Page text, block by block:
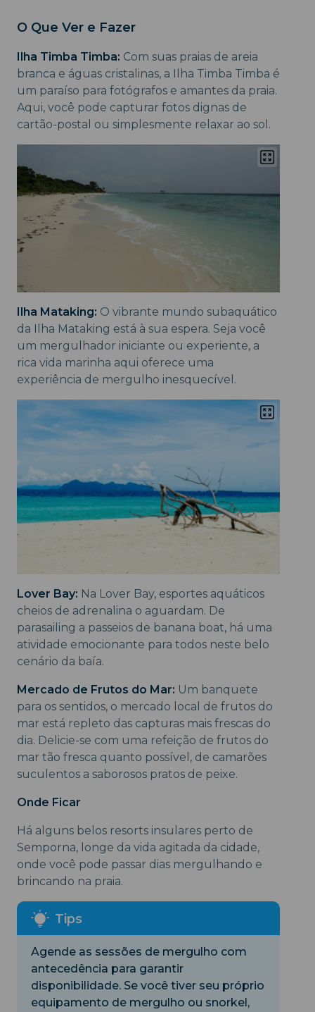
O Que Ver e Fazer
Ilha Timba Timba: Com suas praias de areia
branca e águas cristalinas, a Ilha Timba Timba é
um paraíso para fotógrafos e amantes da praia.
Aqui, você pode capturar fotos dignas de
cartão-postal ou simplesmente relaxar ao sol.
Ilha Mataking: O vibrante mundo subaquático
da Ilha Mataking está à sua espera. Seja você
um mergulhador iniciante ou experiente, a
rica vida marinha aqui oferece uma
experiência de mergulho inesquecível.
Lover Bay: Na Lover Bay, esportes aquáticos
cheios de adrenalina o aguardam. De
parasailing a passeios de banana boat, há uma
atividade emocionante para todos neste belo
cenário da baía.
Mercado de Frutos do Mar: Um banquete
para os sentidos, o mercado local de frutos do
mar está repleto das capturas mais frescas do
dia. Delicie-se com uma refeição de frutos do
mar tão fresca quanto possível, de camarões
suculentos a saborosos pratos de peixe.
Onde Ficar
Há alguns belos resorts insulares perto de
Semporna, longe da vida agitada da cidade,
onde você pode passar dias mergulhando e
brincando na praia.
Agende as sessões de mergulho com
antecedência para garantir
disponibilidade. Se você tiver seu próprio
equipamento de mergulho ou snorkel,